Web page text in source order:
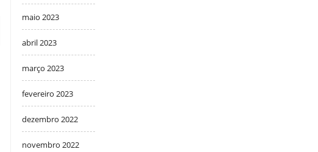
maio 2023
abril 2023
março 2023
fevereiro 2023
dezembro 2022
novembro 2022